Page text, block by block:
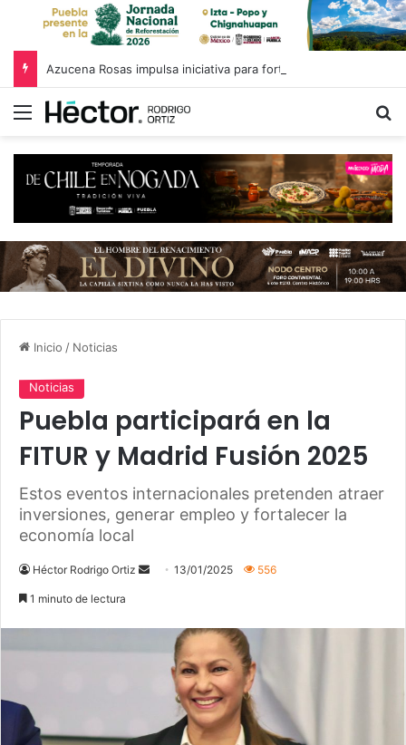
Menú
Inicio / Noticias
Noticias
Puebla participará en la
FITUR y Madrid Fusión 2025
Estos eventos internacionales pretenden atraer
inversiones, generar empleo y fortalecer la
economía local
Héctor Rodrigo Ortiz 13/01/2025 556
1 minuto de lectura